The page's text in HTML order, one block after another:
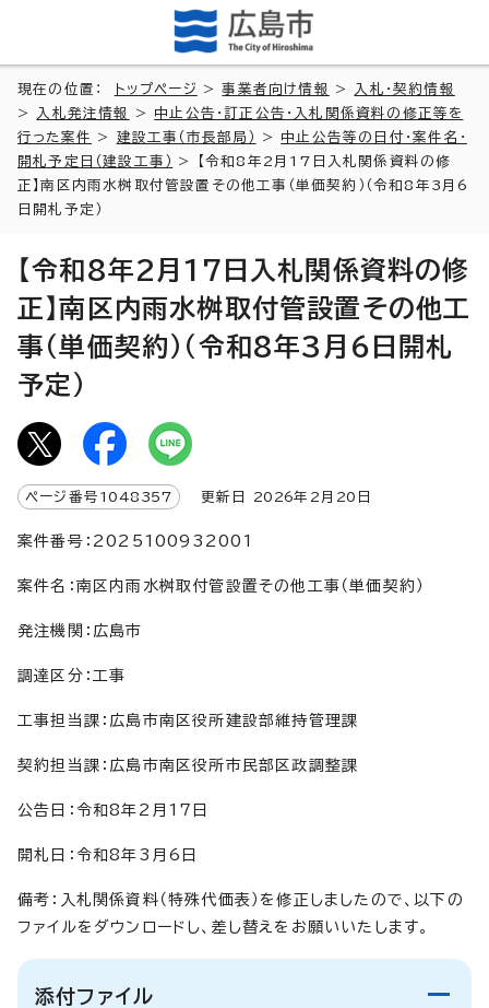
現在の位置： トップページ >事業者向け情報 >
入札・契約情報
>
入札発注情報 > 中止公告・訂正公告・入札関係資料の修正等を
行った案件
> 建設工事（市長部局） > 中止公告等の日付・案件名・
開札予定日（建設工事）
> 【令和8年2月17日入札関係資料の修
正】南区内雨水桝取付管設置その他工事（単価契約）（令和8年3月6
日開札予定）
【令和8年2月17日入札関係資料の修
正】南区内雨水桝取付管設置その他工
事（単価契約）（令和8年3月6日開札
予定）
ページ番号 1048357 更新日 2026年2月 20 日
案件番号：2025100932001
案件名：南区内雨水桝取付管設置その他工事（単価契約）
発注機関：広島市
調達区分：工事
工事担当課：広島市南区役所建設部維持管理課
契約担当課：広島市南区役所市民部区政調整課
公告日：令和8年2月17日
開札日：令和8年3月6日
備考：入札関係資料（特殊代価表）を修正しましたので、以下の
ファイルをダウンロードし、差し替えをお願いいたします。
添付ファイル